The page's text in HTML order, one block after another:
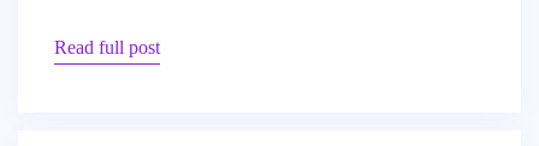
Read full post